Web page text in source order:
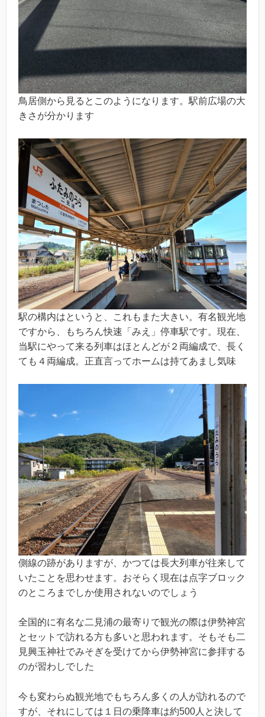
鳥居側から見るとこのようになります。駅前広場の大
きさが分かります
駅の構内はというと、これもまた大きい。有名観光地
ですから、もちろん快速「みえ」停車駅です。現在、
当駅にやって来る列車はほとんどが２両編成で、長く
ても４両編成。正直言ってホームは持てあまし気味
側線の跡がありますが、かつては長大列車が往来して
いたことを思わせます。おそらく現在は点字ブロック
のところまでしか使用されないのでしょう
全国的に有名な二見浦の最寄りで観光の際は伊勢神宮
とセットで訪れる方も多いと思われます。そもそも二
見興玉神社でみそぎを受けてから伊勢神宮に参拝する
のが習わしでした
今も変わらぬ観光地でもちろん多くの人が訪れるので
すが、それにしては１日の乗降車は約500人と決して